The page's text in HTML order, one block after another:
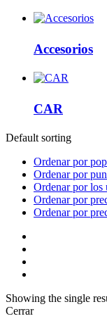
Accesorios
CAR
Default sorting
Ordenar por
Ordenar por
Ordenar por los
Ordenar por
Ordenar por
Showing the single
Cerrar